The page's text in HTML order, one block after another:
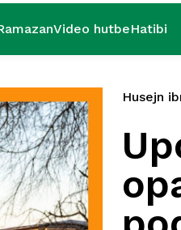
Video hutbeHatibi
Husejn